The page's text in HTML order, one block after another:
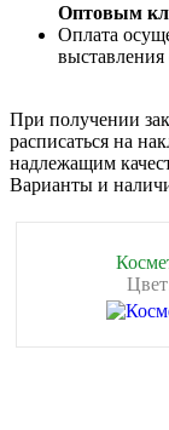
Оптовым
Оплата
выставления
При получении
расписаться на
надлежащим
Варианты и